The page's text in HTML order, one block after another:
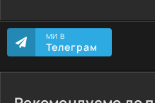
МИ В
Телеграм